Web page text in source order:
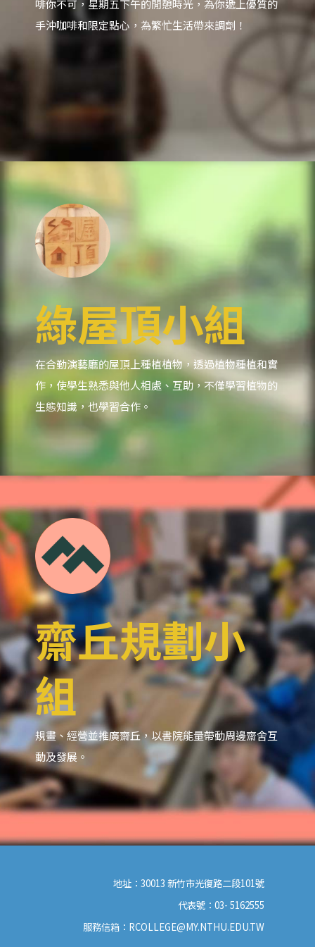
啡你不可，星期五下午的閒憩時光，為你遞上優質的
手沖咖啡和限定點心，為繁忙生活帶來調劑！
綠屋頂小組
在合勤演藝廳的屋頂上種植植物，透過植物種植和實
作，使學生熟悉與他人相處、互助，不僅學習植物的
生態知識，也學習合作。
齋丘規劃小
組
規畫、經營並推廣齋丘，以書院能量帶動周邊齋舍互
動及發展。
地址：30013 新竹市光復路二段101號
代表號：03- 5162555
服務信箱： RCOLLEGE@MY.NTHU.EDU.TW